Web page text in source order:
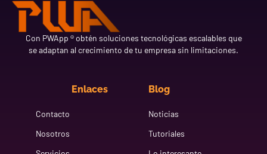
Con PWApp ® obtén soluciones tecnológicas escalables que
se adaptan al crecimiento de tu empresa sin limitaciones.
Enlaces
Contacto
Nosotros
Blog
Noticias
Tutoriales